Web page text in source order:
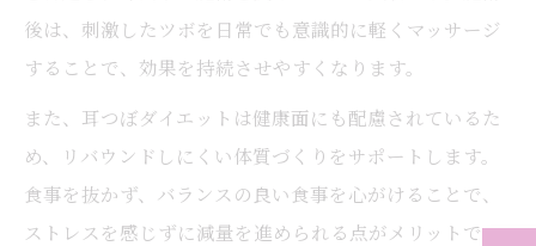
後は、刺激したツボを日常でも意識的に軽くマッサージ
することで、効果を持続させやすくなります。
また、耳つぼダイエットは健康面にも配慮されているた
め、リバウンドしにくい体質づくりをサポートします。
食事を抜かず、バランスの良い食事を心がけることで、
ストレスを感じずに減量を進められる点がメリットで